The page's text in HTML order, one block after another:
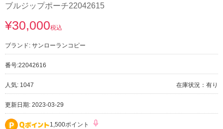
ブルジップポーチ22042615
¥30,000税込
ブランド: サンローランコピー
番号:22042616
人気: 1047 在庫状況：有り
更新日期: 2023-03-29
1,500ポイント